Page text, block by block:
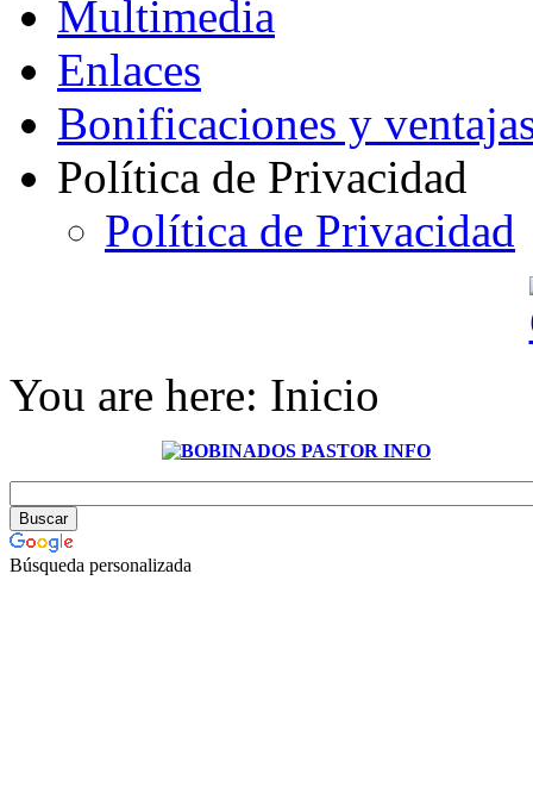
Multimedia
Enlaces
Bonificaciones y
Política de Privacidad
Política de Privacidad
You are here: Inicio
Búsqueda personalizada